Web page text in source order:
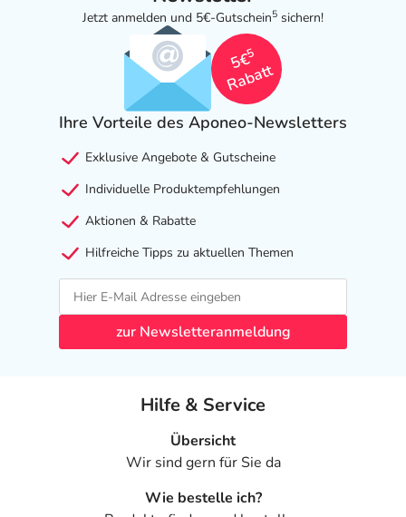
Jetzt anmelden und 5€-Gutschein5 sichern!
5€
5
Rabatt
Ihre Vorteile des Aponeo-Newsletters
Exklusive Angebote & Gutscheine
Individuelle Produktempfehlungen
Aktionen & Rabatte
Hilfreiche Tipps zu aktuellen Themen
zur Newsletteranmeldung
Hilfe & Service
Übersicht
Wir sind gern für Sie da
Wie bestelle ich?